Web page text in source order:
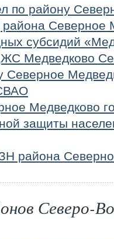
по району
Северное
субсидий
Медведково
Северное
Медведково
защиты
района
Северо-